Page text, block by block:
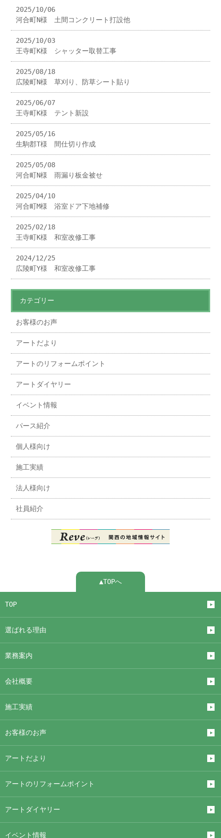
2025/10/06
河合町N様 土間コンクリート打設他
2025/10/03
王寺町K様 シャッター取替工事
2025/08/18
広陵町N様 草刈り、防草シート貼り
2025/06/07
王寺町K様 テント新設
2025/05/16
生駒郡T様 間仕切り作成
2025/05/08
河合町N様 雨漏り板金被せ
2025/04/10
河合町M様 浴室ドア下地補修
2025/02/18
王寺町K様 和室改修工事
2024/12/25
広陵町Y様 和室改修工事
カテゴリー
お客様のお声
アートだより
アートのリフォームポイント
アートダイヤリー
イベント情報
パース紹介
個人様向け
施工実績
法人様向け
社員紹介
▲TOPへ
TOP
選ばれる理由
業務案内
会社概要
施工実績
お客様のお声
アートだより
アートのリフォームポイント
アートダイヤリー
イベント情報